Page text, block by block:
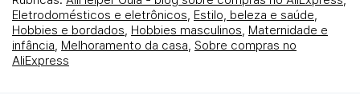
Eletrodomésticos e eletrônicos, Estilo, beleza e saúde,
Hobbies e bordados, Hobbies masculinos, Maternidade e
infância, Melhoramento da casa, Sobre compras no
AliExpress